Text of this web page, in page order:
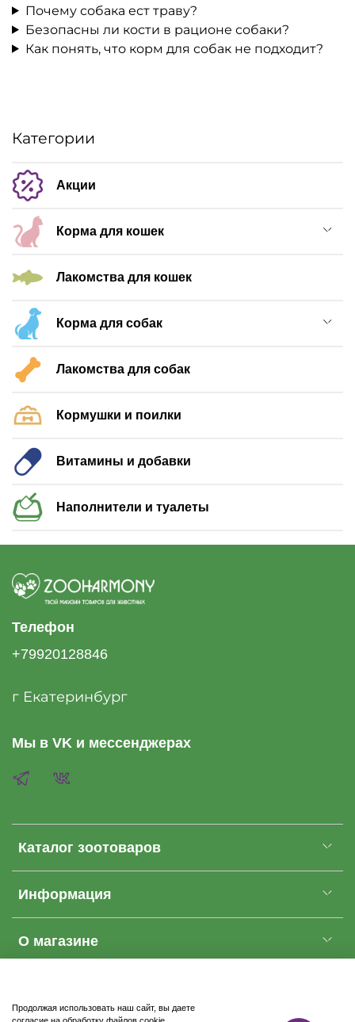
Почему собака ест траву?
Безопасны ли кости в рационе собаки?
Как понять, что корм для собак не подходит?
Категории
Акции
Корма для кошек
Лакомства для кошек
Корма для собак
Лакомства для собак
Кормушки и поилки
Витамины и добавки
Наполнители и туалеты
Каталог зоотоваров
Информация
О магазине
Телефон
+79920128846
г Екатеринбург
Мы в VK и мессенджерах
2026
Продолжая использовать наш сайт, вы даете